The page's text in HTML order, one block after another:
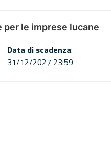
per le imprese lucane
Data di scadenza:
31/12/2027 23:59